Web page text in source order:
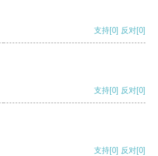
支持[0] 反对[0]
支持[0] 反对[0]
支持[0] 反对[0]